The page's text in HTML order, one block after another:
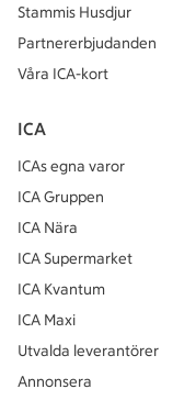
Stammis Husdjur
Partnererbjudanden
Våra ICA-kort
ICA
ICAs egna varor
ICA Gruppen
ICA Nära
ICA Supermarket
ICA Kvantum
ICA Maxi
Utvalda leverantörer
Annonsera